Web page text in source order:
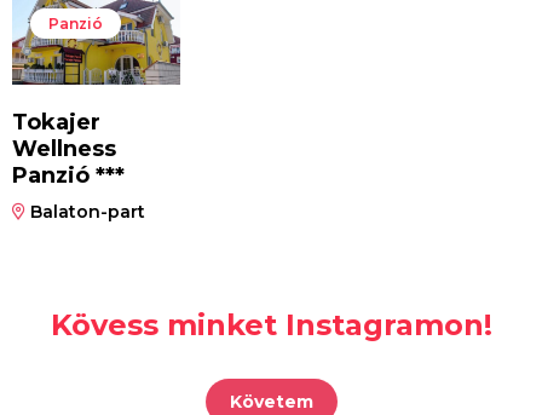
Panzió
Tokajer
Wellness
Panzió ***
Balaton-part
Kövess minket Instagramon!
Követem